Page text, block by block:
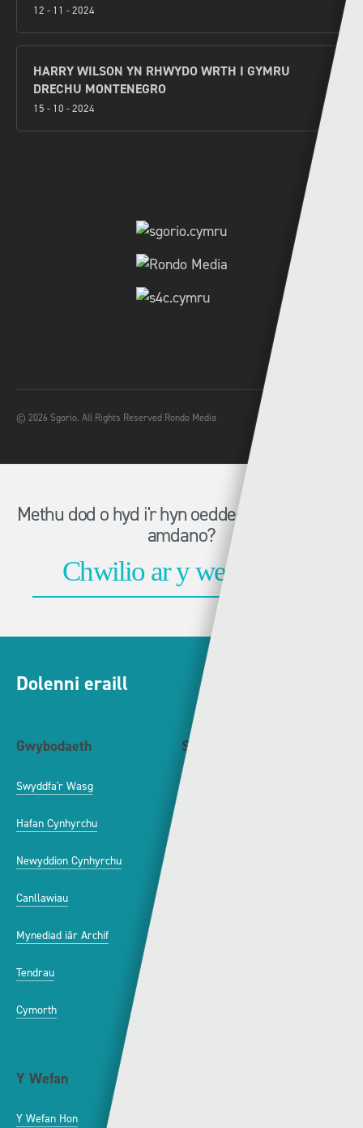
12 - 11 - 2024
HARRY WILSON YN RHWYDO WRTH I GYMRU
DRECHU MONTENEGRO
15 - 10 - 2024
© 2026 Sgorio. All Rights Reserved Rondo Media
Methu dod o hyd i'r hyn oeddech chi'n chwilio
amdano?
Dolenni eraill
Gwybodaeth
Swyddfa'r Wasg
Hafan Cynhyrchu
Newyddion Cynhyrchu
Canllawiau
Mynediad iâr Archif
Tendrau
Cymorth
S4C
Y Wefan
Y Wefan Hon